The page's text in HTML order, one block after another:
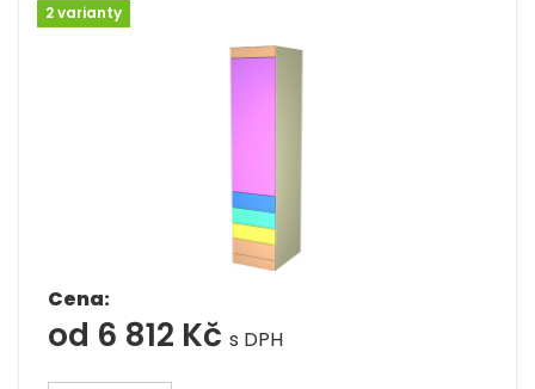
2 varianty
Cena:
od 6 812 Kč s DPH